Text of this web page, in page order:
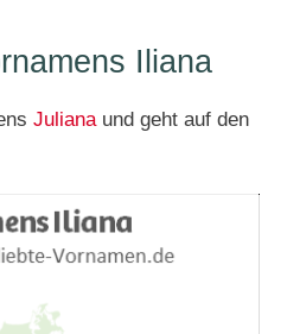
Iliana
Juliana und geht auf den